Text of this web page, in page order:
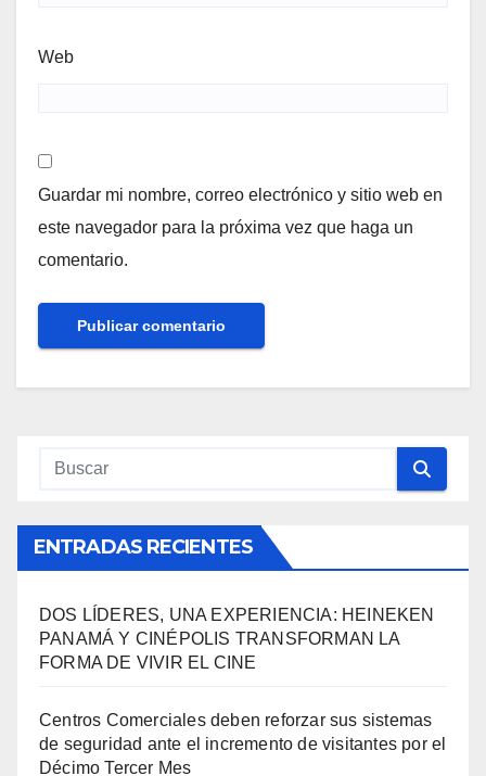
Web
Guardar mi nombre, correo electrónico y sitio web en
este navegador para la próxima vez que haga un
comentario.
ENTRADAS RECIENTES
DOS LÍDERES, UNA EXPERIENCIA: HEINEKEN
PANAMÁ Y CINÉPOLIS TRANSFORMAN LA
FORMA DE VIVIR EL CINE
Centros Comerciales deben reforzar sus sistemas
de seguridad ante el incremento de visitantes por el
Décimo Tercer Mes